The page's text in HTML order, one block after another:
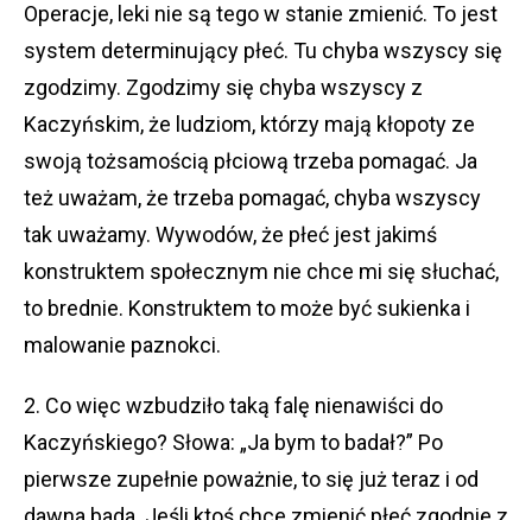
Operacje, leki nie są tego w stanie zmienić. To jest
system determinujący płeć. Tu chyba wszyscy się
zgodzimy. Zgodzimy się chyba wszyscy z
Kaczyńskim, że ludziom, którzy mają kłopoty ze
swoją tożsamością płciową trzeba pomagać. Ja
też uważam, że trzeba pomagać, chyba wszyscy
tak uważamy. Wywodów, że płeć jest jakimś
konstruktem społecznym nie chce mi się słuchać,
to brednie. Konstruktem to może być sukienka i
malowanie paznokci.
2. Co więc wzbudziło taką falę nienawiści do
Kaczyńskiego? Słowa: „Ja bym to badał?” Po
pierwsze zupełnie poważnie, to się już teraz i od